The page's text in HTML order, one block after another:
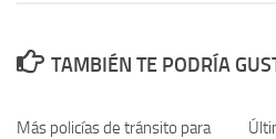
TAMBIÉN TE PODRÍA
Más policías de tránsito para